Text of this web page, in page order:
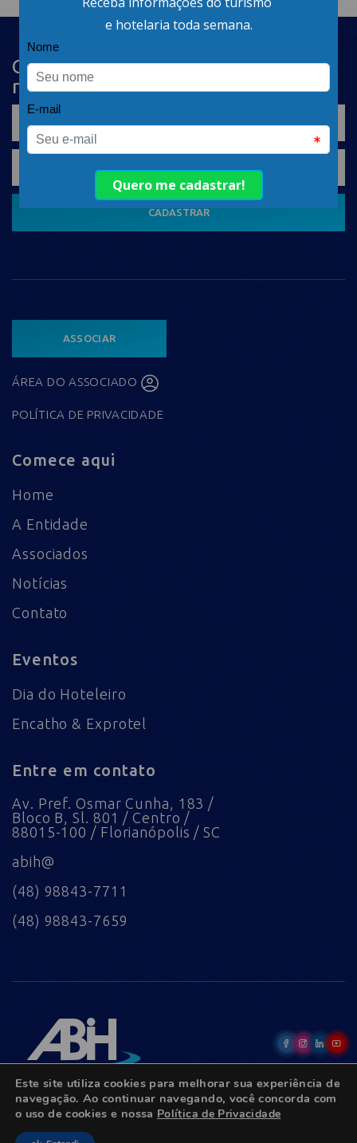
Cadastre-se na newsletter e receba
nosso conteúdo em seu e-mail
CADASTRAR
ASSOCIAR
ÁREA DO ASSOCIADO
POLÍTICA DE PRIVACIDADE
Comece aqui
Home
A Entidade
Associados
Notícias
Contato
Eventos
Dia do Hoteleiro
Encatho & Exprotel
Entre em contato
Av. Pref. Osmar Cunha, 183 /
Bloco B, Sl. 801 / Centro /
88015-100 / Florianópolis / SC
abih@
(48) 98843-7711
(48) 98843-7659
© Copyright 2022 - Todos os direitos reservados.
Este site utiliza cookies para melhorar sua experiência de
navegação. Ao continuar navegando, você concorda com
o uso de cookies e nossa Política de Privacidade